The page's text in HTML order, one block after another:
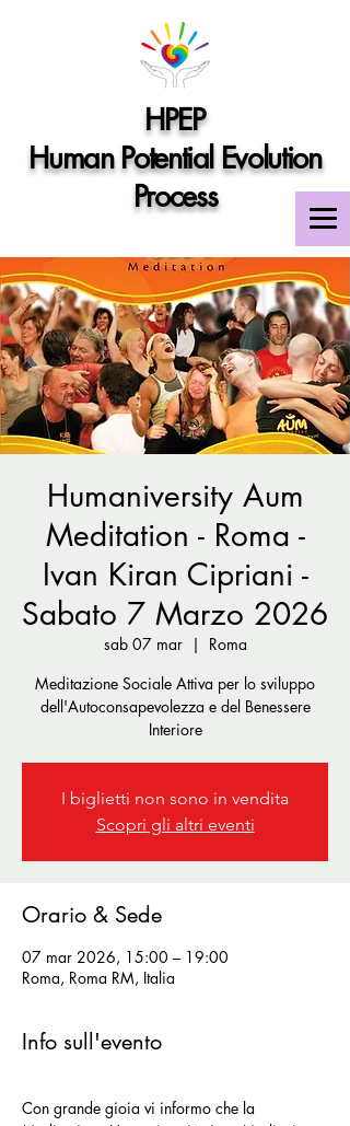
HPEP
Human Potential Evolution
Process
Humaniversity Aum
Meditation - Roma -
Ivan Kiran Cipriani -
Sabato 7 Marzo 2026
sab 07 mar
  |
Roma
Meditazione Sociale Attiva per lo sviluppo
dell'Autoconsapevolezza e del Benessere
Interiore
I biglietti non sono in vendita
Scopri gli altri eventi
Orario & Sede
07 mar 2026, 15:00 – 19:00
Roma, Roma RM, Italia
Info sull'evento
Con grande gioia vi informo che la